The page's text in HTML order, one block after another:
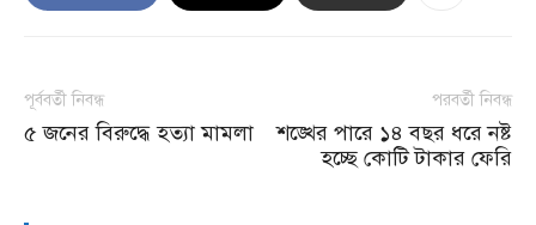
পূর্ববর্তী নিবন্ধ
৫ জনের বিরুদ্ধে হত্যা মামলা
পরবর্তী নিবন্ধ
শঙ্খের পারে ১৪ বছর ধরে নষ্ট
হচ্ছে কোটি টাকার ফেরি